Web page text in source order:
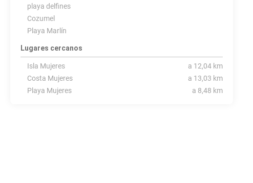
playa delfines
Cozumel
Playa Marlín
Lugares cercanos
Isla Mujeres
a 12,04 km
Costa Mujeres
a 13,03 km
Playa Mujeres
a 8,48 km